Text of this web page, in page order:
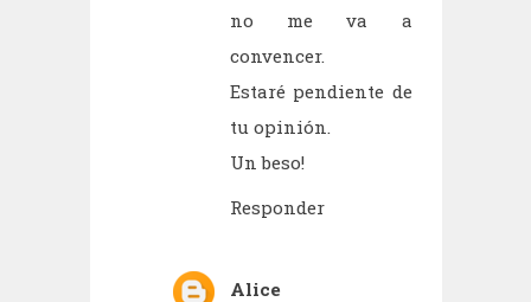
no me va a
convencer.
Estaré pendiente de
tu opinión.
Un beso!
Responder
Alice